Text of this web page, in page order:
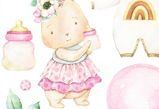
Переваги
Обмін і
Швидка
Гарантія